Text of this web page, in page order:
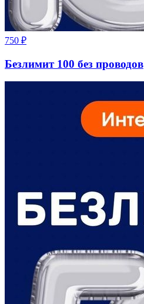
750 ₽
Безлимит 100 без проводов